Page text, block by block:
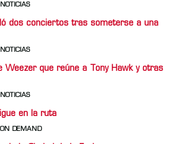
NOTICIAS
dos conciertos tras someterse a una
NOTICIAS
Weezer que reúne a Tony Hawk y otras
NOTICIAS
en la ruta
ON DEMAND